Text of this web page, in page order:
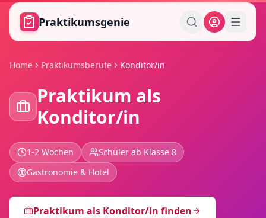
Zum Hauptinhalt springen
Praktikumsgenie
Home Praktikumsberufe Konditor/in
Praktikum als
Konditor/in
1-2 Wochen
Schüler ab Klasse 8
Gastronomie & Hotel
Praktikum als Konditor/in finden